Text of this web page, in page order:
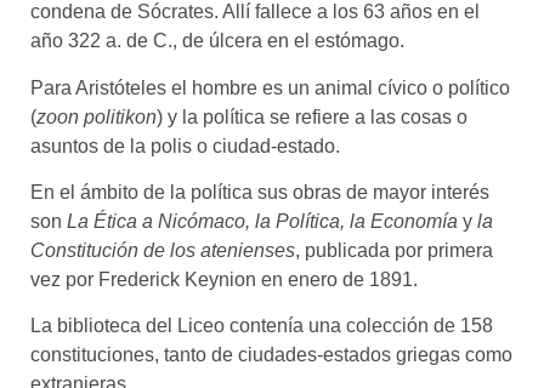
condena de Sócrates. Allí fallece a los 63 años en el
año 322 a. de C., de úlcera en el estómago.
Para Aristóteles el hombre es un animal cívico o político
(zoon politikon) y la política se refiere a las cosas o
asuntos de la polis o ciudad-estado.
En el ámbito de la política sus obras de mayor interés
son La Ética a Nicómaco, la Política, la Economía y la
Constitución de los atenienses, publicada por primera
vez por Frederick Keynion en enero de 1891.
La biblioteca del Liceo contenía una colección de 158
constituciones, tanto de ciudades-estados griegas como